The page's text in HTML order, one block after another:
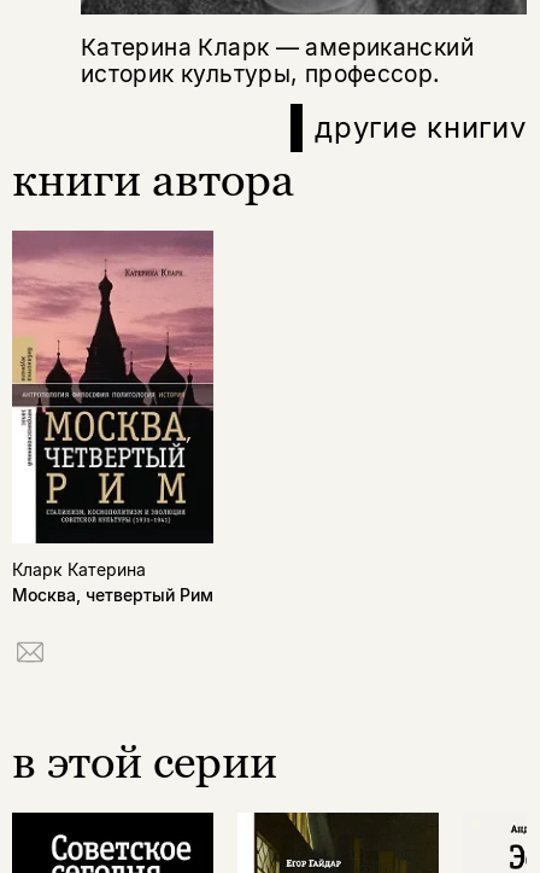
Катерина Кларк — американский
историк культуры, профессор.
другие книгиv
книги автора
Кларк Катерина
Москва, четвертый Рим
в этой серии